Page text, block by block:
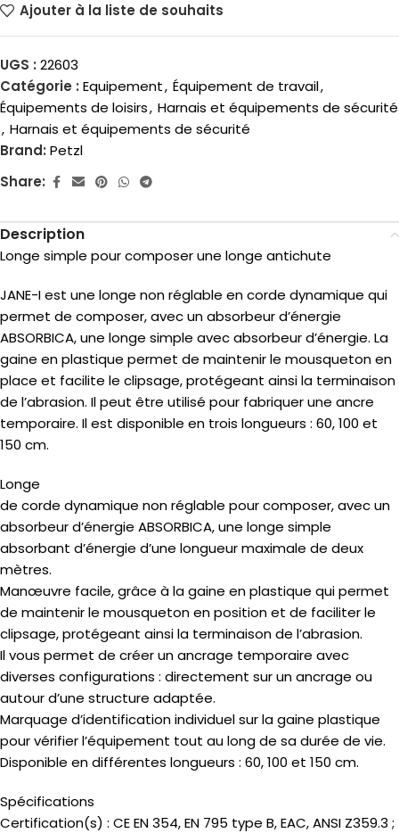
Ajouter à la liste de souhaits
UGS : 22603
Catégorie : Equipement, Équipement de travail,
Équipements de loisirs, Harnais et équipements de sécurité
, Harnais et équipements de sécurité
Brand: Petzl
Share:
Description
Longe simple pour composer une longe antichute
JANE-I est une longe non réglable en corde dynamique qui
permet de composer, avec un absorbeur d’énergie
ABSORBICA, une longe simple avec absorbeur d’énergie. La
gaine en plastique permet de maintenir le mousqueton en
place et facilite le clipsage, protégeant ainsi la terminaison
de l’abrasion. Il peut être utilisé pour fabriquer une ancre
temporaire. Il est disponible en trois longueurs : 60, 100 et
150 cm.
Longe
de corde dynamique non réglable pour composer, avec un
absorbeur d’énergie ABSORBICA, une longe simple
absorbant d’énergie d’une longueur maximale de deux
mètres.
Manœuvre facile, grâce à la gaine en plastique qui permet
de maintenir le mousqueton en position et de faciliter le
clipsage, protégeant ainsi la terminaison de l’abrasion.
Il vous permet de créer un ancrage temporaire avec
diverses configurations : directement sur un ancrage ou
autour d’une structure adaptée.
Marquage d’identification individuel sur la gaine plastique
pour vérifier l’équipement tout au long de sa durée de vie.
Disponible en différentes longueurs : 60, 100 et 150 cm.
Spécifications
Certification(s) : CE EN 354, EN 795 type B, EAC, ANSI Z359.3 ;